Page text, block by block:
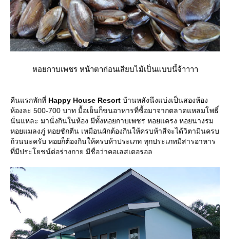
หอยกาบเพชร หน้าตาก่อนเสียบไม้เป็นแบบนี้จ้าาาา
คืนแรกพักที่ Happy House Resort บ้านหลังนึงแบ่งเป็นสองห้อง
ห้องละ 500-700 บาท มื้อเย็นก็ขนอาหารที่ซื้อมาจากตลาดแหลมโพธิ์
นั่นแหละ มานั่งกินในห้อง มีทั้งหอยกาบเพชร หอยแครง หอยนางรม
หอยแมลงภู่ หอยชักตีน เหมือนผักต้องกินให้ครบห้าสีจะได้วิตามินครบ
ถ้วนนะครับ หอยก็ต้องกินให้ครบห้าประเภท ทุกประเภทมีสารอาหาร
ที่มีประโยชน์ต่อร่างกาย มีชื่อว่าคอเลสเตอรอล